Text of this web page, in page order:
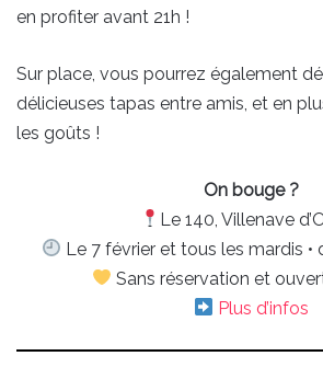
en profiter avant 21h !
Sur place, vous pourrez également
délicieuses tapas entre amis, et en
les goûts !
On bouge ?
Le 140, Villenave
Le 7 février et tous les mardis •
Sans réservation et
Plus d’infos